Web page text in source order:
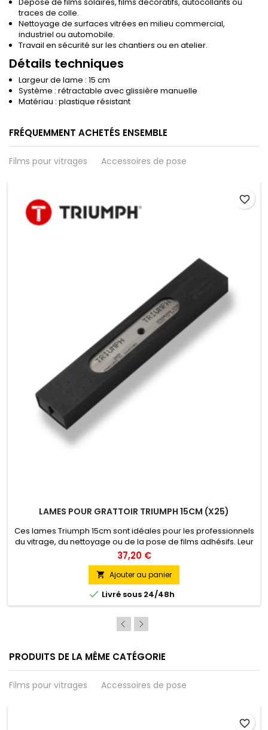
traces de colle.
Nettoyage de surfaces vitrées en milieu commercial,
industriel ou automobile.
Travail en sécurité sur les chantiers ou en atelier.
Détails techniques
Largeur de lame : 15 cm
Système : rétractable avec glissière manuelle
Matériau : plastique résistant
FRÉQUEMMENT ACHETÉS ENSEMBLE
Films pour vitrages Accessoires de pose
LAMES POUR GRATTOIR TRIUMPH 15CM (X25)
Ces lames Triumph 15cm sont idéales pour les professionnels
du vitrage, du nettoyage ou de la pose de films adhésifs. Leur
affûtage précis et leur résistance assurent une performance
constante et fiable.Existe en Carbon, Acier Inox et Acier Inox
Renforcé.
37,20 €
 Ajouter au panier
 Livré sous 24/48h
favorite_border
PRODUITS DE LA MÊME CATÉGORIE
Films pour vitrages Accessoires de pose
favorite_border